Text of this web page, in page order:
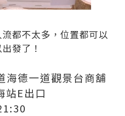
都不太多，位置都可以
發了！
海德一道觀景台商舖
站E出口